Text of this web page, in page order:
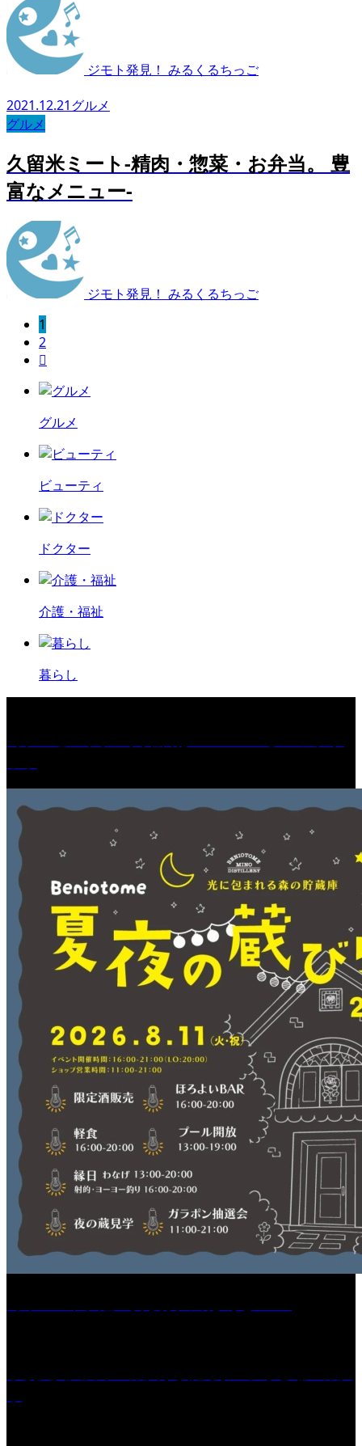
ジモト発見！ みるくるちっご
2021.12.21グルメ
グルメ
久留米ミート-精肉・惣菜・お弁当。 豊
富なメニュー-
ジモト発見！ みるくるちっご
1
2

グルメ
ビューティ
ドクター
介護・福祉
暮らし